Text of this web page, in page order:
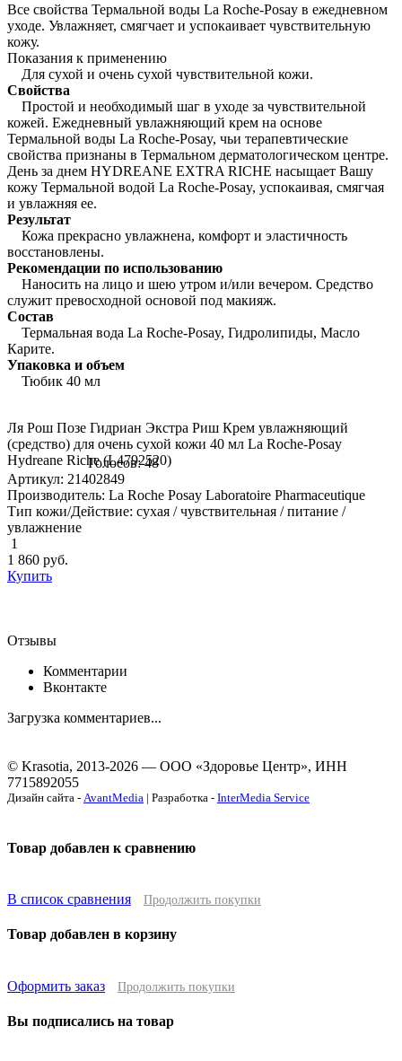
Все свойства Термальной воды La Roche-Posay в ежедневном
уходе. Увлажняет, смягчает и успокаивает чувствительную
кожу.
Показания к применению
Для сухой и очень сухой чувствительной кожи.
Свойства
Простой и необходимый шаг в уходе за чувствительной
кожей. Ежедневный увлажняющий крем на основе
Термальной воды La Roche-Posay, чьи терапевтические
свойства признаны в Термальном дерматологическом центре.
День за днем HYDREANE EXTRA RICHE насыщает Вашу
кожу Термальной водой La Roche-Posay, успокаивая, смягчая
и увлажняя ее.
Результат
Кожа прекрасно увлажнена, комфорт и эластичность
восстановлены.
Рекомендации по использованию
Наносить на лицо и шею утром и/или вечером. Средство
служит превосходной основой под макияж.
Состав
Термальная вода La Roche-Posay, Гидролипиды, Масло
Карите.
Упаковка и объем
Тюбик 40 мл
Ля Рош Позе Гидриан Экстра Риш Крем увлажняющий
(средство) для очень сухой кожи 40 мл La Roche-Posay
Hydreane Riche (L4792520)
Голосов: 48
Артикул: 21402849
Производитель: La Roche Posay Laboratoire Pharmaceutique
Тип кожи/Действие: сухая / чувствительная / питание /
увлажнение
1
1 860 руб.
Купить
Отзывы
Комментарии
Вконтакте
Загрузка комментариев...
© Krasotia, 2013-2026 — ООО «Здоровье Центр», ИНН
7715892055
Дизайн сайта - AvantMedia | Разработка - InterMedia Service
Товар добавлен к сравнению
В список сравнения Продолжить покупки
Товар добавлен в корзину
Оформить заказ Продолжить покупки
Вы подписались на товар